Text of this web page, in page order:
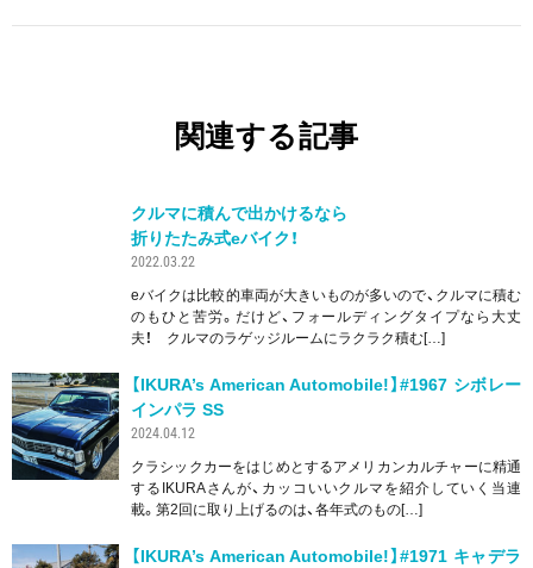
関連する記事
クルマに積んで出かけるなら
折りたたみ式eバイク！
2022.03.22
eバイクは比較的車両が大きいものが多いので、クルマに積む
のもひと苦労。だけど、フォールディングタイプなら大丈
夫！ クルマのラゲッジルームにラクラク積む[…]
【IKURA’s American Automobile!】#1967 シボレー
インパラ SS
2024.04.12
クラシックカーをはじめとするアメリカンカルチャーに精通
するIKURAさんが、カッコいいクルマを紹介していく当連
載。第2回に取り上げるのは、各年式のもの[…]
【IKURA’s American Automobile!】#1971 キャデラ